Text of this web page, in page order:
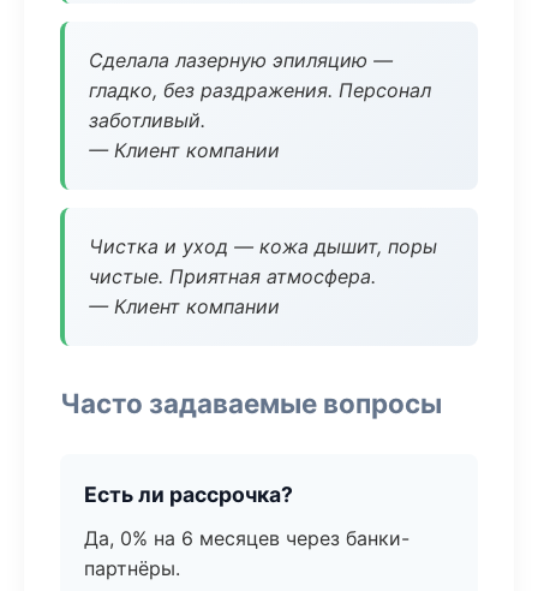
Сделала лазерную эпиляцию —
гладко, без раздражения. Персонал
заботливый.
— Клиент компании
Чистка и уход — кожа дышит, поры
чистые. Приятная атмосфера.
— Клиент компании
Часто задаваемые вопросы
Есть ли рассрочка?
Да, 0% на 6 месяцев через банки-
партнёры.